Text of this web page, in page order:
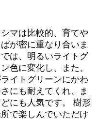
マは比較的、育てや
が密に重なり合いま
は、明るいライトグ
色に変化し、また、
イトグリーンにかわ
にも耐えてくれ、ま
にも人気です。 樹形
で楽しんでいただけ